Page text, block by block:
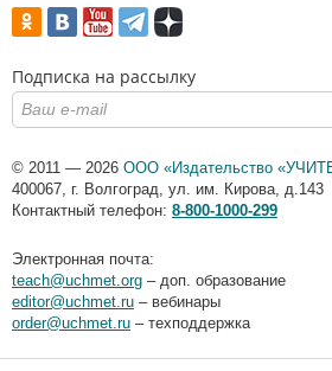
Подписка на рассылку
© 2011 — 2026 ООО «Издательство
400067, г. Волгоград, ул. им. Кирова, д.143
Контактный телефон: 8-800-1000-299
Электронная почта:
teach@uchmet.org – доп. образование
editor@uchmet.ru – вебинары
order@uchmet.ru – техподдержка